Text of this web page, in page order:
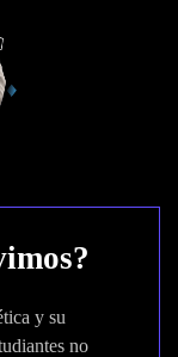
y su
no